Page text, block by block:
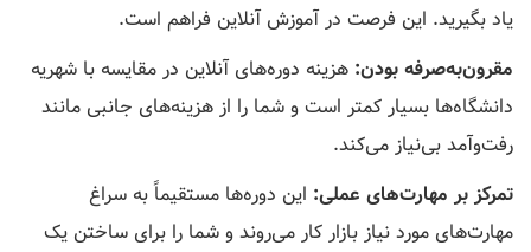
یاد بگیرید. این فرصت در آموزش آنلاین فراهم است.
مقرون‌به‌صرفه بودن: هزینه دوره‌های آنلاین در مقایسه با شهریه
دانشگاه‌ها بسیار کمتر است و شما را از هزینه‌های جانبی مانند
رفت‌وآمد بی‌نیاز می‌کند.
تمرکز بر مهارت‌های عملی: این دوره‌ها مستقیماً به سراغ
مهارت‌های مورد نیاز بازار کار می‌روند و شما را برای ساختن یک